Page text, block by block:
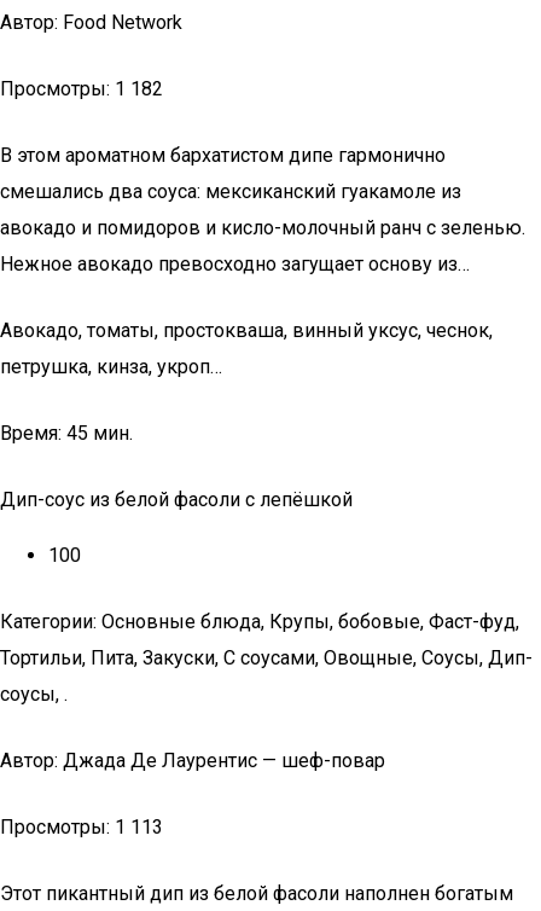
Автор: Food Network
Просмотры: 1 182
В этом ароматном бархатистом дипе гармонично
смешались два соуса: мексиканский гуакамоле из
авокадо и помидоров и кисло-молочный ранч с зеленью.
Нежное авокадо превосходно загущает основу из…
Авокадо, томаты, простокваша, винный уксус, чеснок,
петрушка, кинза, укроп…
Время: 45 мин.
Дип-соус из белой фасоли с лепёшкой
100
Категории: Основные блюда, Крупы, бобовые, Фаст-фуд,
Тортильи, Пита, Закуски, С соусами, Овощные, Соусы, Дип-
соусы, .
Автор: Джада Де Лаурентис — шеф-повар
Просмотры: 1 113
Этот пикантный дип из белой фасоли наполнен богатым